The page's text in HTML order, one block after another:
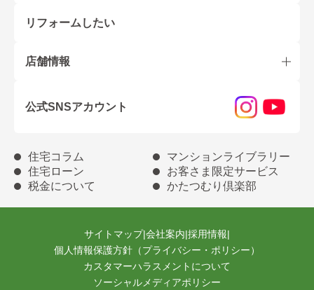
リフォームしたい
店舗情報
公式SNSアカウント
住宅コラム
マンションライブラリー
住宅ローン
お客さま限定サービス
税金について
かたつむり倶楽部
サイトマップ|会社案内|採用情報|
個人情報保護方針（プライバシー・ポリシー）
カスタマーハラスメントについて
ソーシャルメディアポリシー